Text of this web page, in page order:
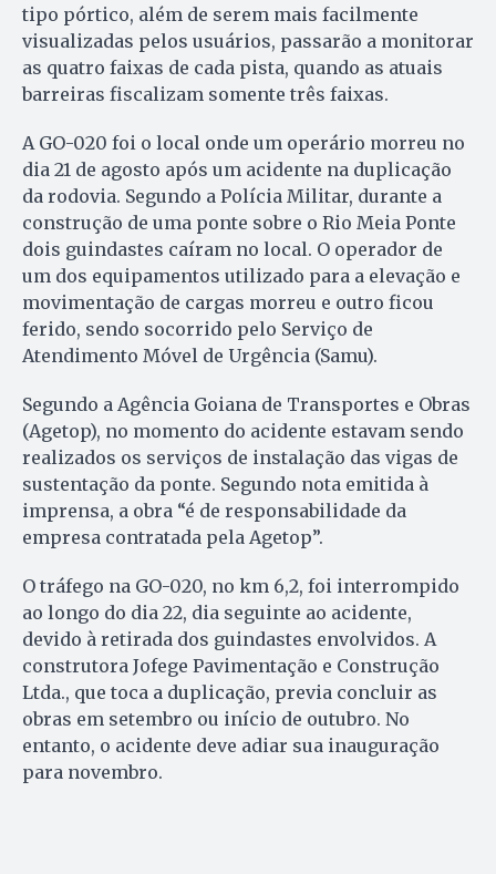
tipo pórtico, além de serem mais facilmente
visualizadas pelos usuários, passarão a monitorar
as quatro faixas de cada pista, quando as atuais
barreiras fiscalizam somente três faixas.
A GO-020 foi o local onde um operário morreu no
dia 21 de agosto após um acidente na duplicação
da rodovia. Segundo a Polícia Militar, durante a
construção de uma ponte sobre o Rio Meia Ponte
dois guindastes caíram no local. O operador de
um dos equipamentos utilizado para a elevação e
movimentação de cargas morreu e outro ficou
ferido, sendo socorrido pelo Serviço de
Atendimento Móvel de Urgência (Samu).
Segundo a Agência Goiana de Transportes e Obras
(Agetop), no momento do acidente estavam sendo
realizados os serviços de instalação das vigas de
sustentação da ponte. Segundo nota emitida à
imprensa, a obra “é de responsabilidade da
empresa contratada pela Agetop”.
O tráfego na GO-020, no km 6,2, foi interrompido
ao longo do dia 22, dia seguinte ao acidente,
devido à retirada dos guindastes envolvidos. A
construtora Jofege Pavimentação e Construção
Ltda., que toca a duplicação, previa concluir as
obras em setembro ou início de outubro. No
entanto, o acidente deve adiar sua inauguração
para novembro.